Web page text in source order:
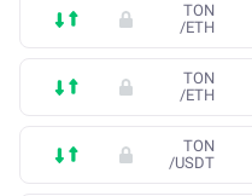
TON
/ETH
TON
/ETH
TON
/USDT